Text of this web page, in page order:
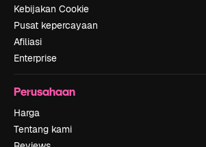
Kebijakan Cookie
Pusat kepercayaan
Afiliasi
Enterprise
Perusahaan
Harga
Tentang kami